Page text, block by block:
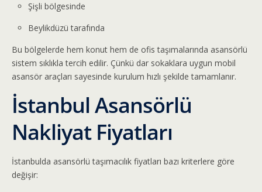
Şişli bölgesinde
Beylikdüzü tarafında
Bu bölgelerde hem konut hem de ofis taşımalarında asansörlü
sistem sıklıkla tercih edilir. Çünkü dar sokaklara uygun mobil
asansör araçları sayesinde kurulum hızlı şekilde tamamlanır.
İstanbul Asansörlü
Nakliyat Fiyatları
İstanbulda asansörlü taşımacılık fiyatları bazı kriterlere göre
değişir: